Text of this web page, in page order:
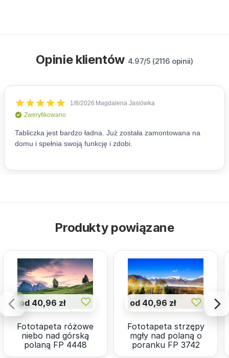
Opinie klientów 4.97/5 (2116 opinii)
Produkty powiązane
od 40,96 zł
Fototapeta różowe
niebo nad górską
polaną FP 4448
od 40,96 zł
Fototapeta strzępy
mgły nad polaną o
poranku FP 3742